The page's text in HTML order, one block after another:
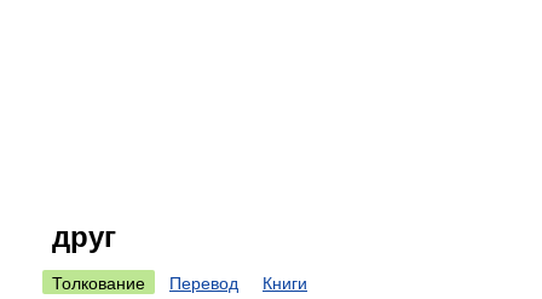
друг
Толкование Перевод Книги